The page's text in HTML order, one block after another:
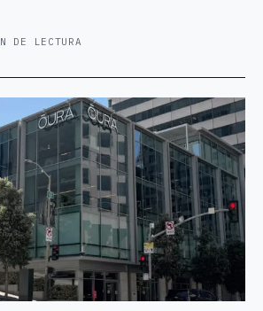
DE LECTURA